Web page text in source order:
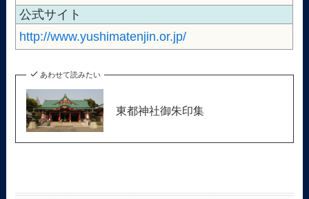
公式サイト
http://www.yushimatenjin.or.jp/
あわせて読みたい
東都神社御朱印集